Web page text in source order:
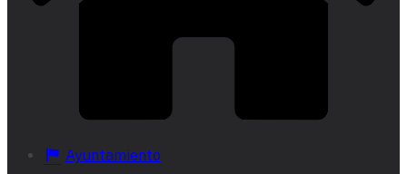
Ayuntamiento